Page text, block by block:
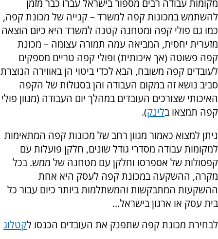
מקומות עבודה רבים מספור בישראל עברו כבר מזמן
להשתמש במכונות קפה למשרד – קנייה של מכונת קפה,
כמו גם פולי קפה ומטחנה קטנה למשרד היא כיום הוצאה
מזערית יחסית, המביאה עמה תמורה עצומה – מכונת
קפה פשוטה (אך איכותית) ופולי קפה טריים מספקים
לעובדים קפה משובח, הבא לכדי ביטוי הן באווירה הנוצרת
סביב נושא זה במקום העבודה והן בסגולות של הקפה
האיכותי שצורכים העובדים במהלך יום העבודה (מגוון פולי
קפה תמצאו בלינק).
ניתן למצוא כאמור מגוון רחב של מכונות קפה המתאימות
למקומות עבודה מסדרי גודל שונים, חלקן פועלות עם
קפסולות של אספרסו וחלקן עם מטחנה של ממש. בכל
מקרה, ההשקעה במכונת קפה לעסק היא אחת
ההשקעות המתבקשות והמשתלמות ביותר כיום עבור כל
בית עסק או ארגון בישראל...
לבחירת מכונת קפה שתפנק את העובדים הכנסו לקטלוג